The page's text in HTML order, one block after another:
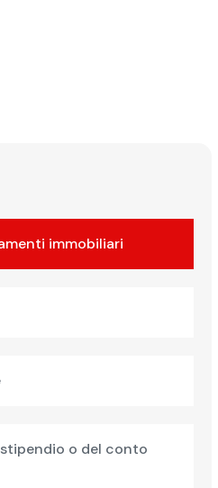
immobiliari
o del conto